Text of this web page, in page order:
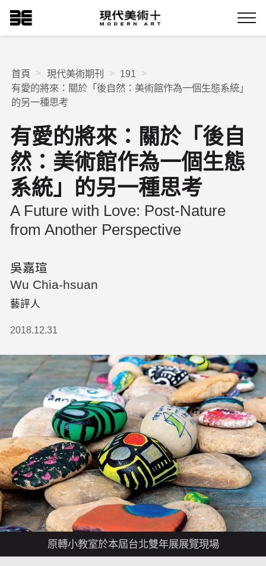
到
主
現代美術+Logo
Menu
首頁 現代美術期刊
191
有愛的將來：關於「後自然：美術館作為一個生態系統」
的另一種思考
有愛的將來：關於「後自
然：美術館作為一個生態
系統」的另一種思考
A Future with Love: Post-Nature
from Another Perspective
吳嘉瑄
Wu Chia-hsuan
藝評人
2018.12.31
原轉小教室於本屆台北雙年展展覽現場